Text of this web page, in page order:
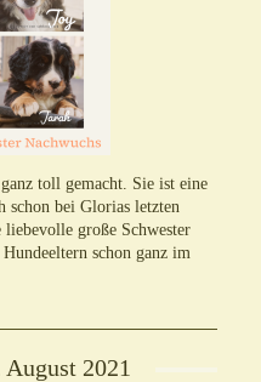
toll gemacht. Sie ist eine
schon bei Glorias letzten
liebevolle große Schwester
schon ganz im
2021